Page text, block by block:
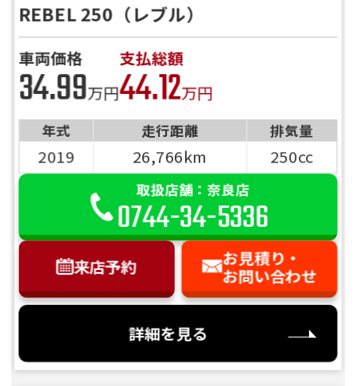
REBEL 250（レブル）
車両価格
34.99万円
支払総額
44.12万円
年式 走行距離 排気量
2019 26,766km 250cc
取扱店舗：奈良店
0744-34-5336
来店予約
お見積り・
お問い合わせ
詳細を見る